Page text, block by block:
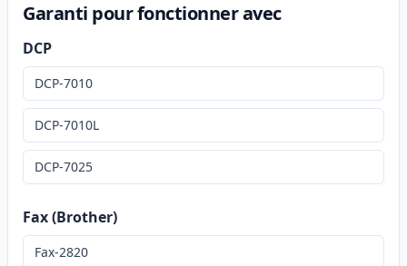
Garanti pour fonctionner avec
DCP
DCP-7010
DCP-7010L
DCP-7025
Fax (Brother)
Fax-2820